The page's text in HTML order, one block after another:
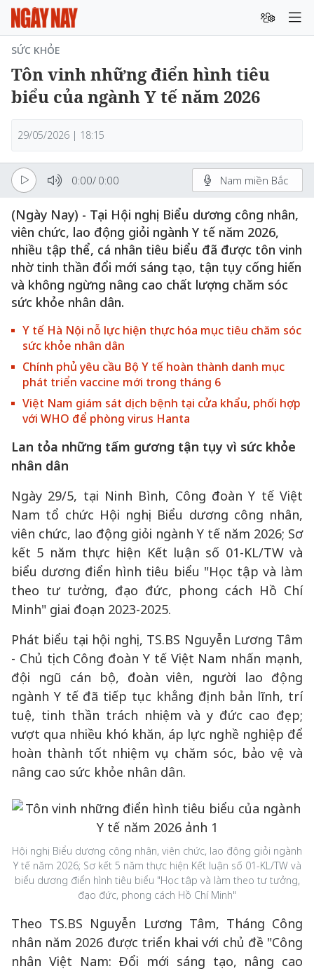
SỨC KHỎE
Tôn vinh những điển hình tiêu
biểu của ngành Y tế năm 2026
29/05/2026 | 18:15
0:00/ 0:00 Nam miền Bắc
(Ngày Nay) - Tại Hội nghị Biểu dương công nhân,
viên chức, lao động giỏi ngành Y tế năm 2026,
nhiều tập thể, cá nhân tiêu biểu đã được tôn vinh
nhờ tinh thần đổi mới sáng tạo, tận tụy cống hiến
và không ngừng nâng cao chất lượng chăm sóc
sức khỏe nhân dân.
Y tế Hà Nội nỗ lực hiện thực hóa mục tiêu chăm sóc
sức khỏe nhân dân
Chính phủ yêu cầu Bộ Y tế hoàn thành danh mục
phát triển vaccine mới trong tháng 6
Việt Nam giám sát dịch bệnh tại cửa khẩu, phối hợp
với WHO để phòng virus Hanta
Lan tỏa những tấm gương tận tụy vì sức khỏe
nhân dân
Ngày 29/5, tại Ninh Bình, Công đoàn Y tế Việt
Nam tổ chức Hội nghị Biểu dương công nhân,
viên chức, lao động giỏi ngành Y tế năm 2026; Sơ
kết 5 năm thực hiện Kết luận số 01-KL/TW và
biểu dương điển hình tiêu biểu "Học tập và làm
theo tư tưởng, đạo đức, phong cách Hồ Chí
Minh" giai đoạn 2023-2025.
Phát biểu tại hội nghị, TS.BS Nguyễn Lương Tâm
- Chủ tịch Công đoàn Y tế Việt Nam nhấn mạnh,
đội ngũ cán bộ, đoàn viên, người lao động
ngành Y tế đã tiếp tục khẳng định bản lĩnh, trí
tuệ, tinh thần trách nhiệm và y đức cao đẹp;
vượt qua nhiều khó khăn, áp lực nghề nghiệp để
hoàn thành tốt nhiệm vụ chăm sóc, bảo vệ và
nâng cao sức khỏe nhân dân.
Hội nghị Biểu dương công nhân, viên chức, lao động giỏi ngành
Y tế năm 2026; Sơ kết 5 năm thực hiện Kết luận số 01-KL/TW và
biểu dương điển hình tiêu biểu "Học tập và làm theo tư tưởng,
đạo đức, phong cách Hồ Chí Minh"
Theo TS.BS Nguyễn Lương Tâm, Tháng Công
nhân năm 2026 được triển khai với chủ đề "Công
nhân Việt Nam: Đổi mới sáng tạo, nâng cao